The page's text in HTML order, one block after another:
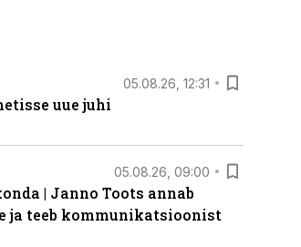
05.08.26, 12:31
uue juhi
05.08.26, 09:00
| Janno Toots annab
ja teeb kommunikatsioonist